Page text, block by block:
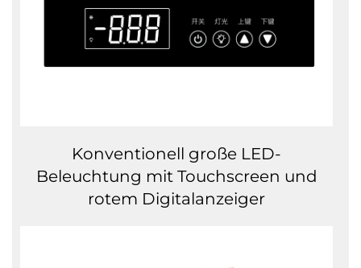
Konventionell große LED-
Beleuchtung mit Touchscreen und
rotem Digitalanzeiger